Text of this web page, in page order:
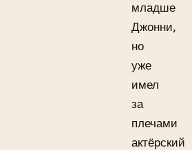
младше
Джонни,
но
уже
имел
за
плечами
актёрский